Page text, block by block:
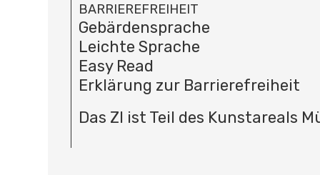
BARRIEREFREIHEIT
Gebärdensprache
Leichte Sprache
Easy Read
Erklärung zur Barrierefreiheit
Das ZI ist Teil des Kunstareals